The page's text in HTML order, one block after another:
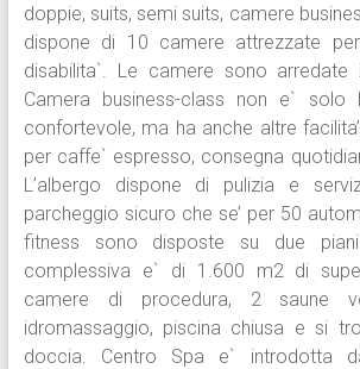
doppie, suits, semi suits, camere
dispone di 10 camere attrezzate
disabilita`. Le camere sono arredate
Camera business-class non e` solo
confortevole, ma ha anche altre
per caffe` espresso, consegna
L’albergo dispone di pulizia e
parcheggio sicuro che se’ per 50
fitness sono disposte su due
complessiva e` di 1.600 m2 di
camere di procedura, 2 saune
idromassaggio, piscina chiusa e si
doccia. Centro Spa e` introdotta